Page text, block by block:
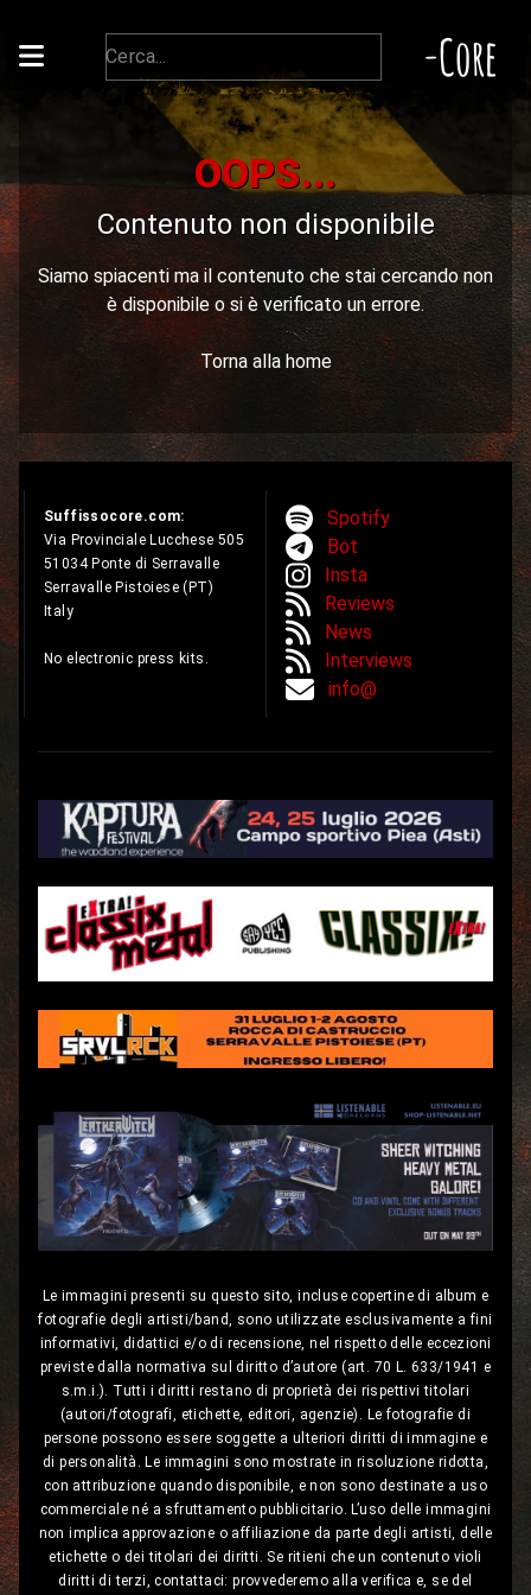
-Core
OOPS...
Contenuto non disponibile
Siamo spiacenti ma il contenuto che stai cercando non
è disponibile o si è verificato un errore.
Torna alla home
Suffissocore.com:
Via Provinciale Lucchese 505
51034 Ponte di Serravalle
Serravalle Pistoiese (PT)
Italy
No electronic press kits.
Spotify
Bot
Insta
Reviews
News
Interviews
info@
Le immagini presenti su questo sito, incluse copertine di album e
fotografie degli artisti/band, sono utilizzate esclusivamente a fini
informativi, didattici e/o di recensione, nel rispetto delle eccezioni
previste dalla normativa sul diritto d’autore (art. 70 L. 633/1941 e
s.m.i.). Tutti i diritti restano di proprietà dei rispettivi titolari
(autori/fotografi, etichette, editori, agenzie). Le fotografie di
persone possono essere soggette a ulteriori diritti di immagine e
di personalità. Le immagini sono mostrate in risoluzione ridotta,
con attribuzione quando disponibile, e non sono destinate a uso
commerciale né a sfruttamento pubblicitario. L’uso delle immagini
non implica approvazione o affiliazione da parte degli artisti, delle
etichette o dei titolari dei diritti. Se ritieni che un contenuto violi
diritti di terzi, contattaci: provvederemo alla verifica e, se del